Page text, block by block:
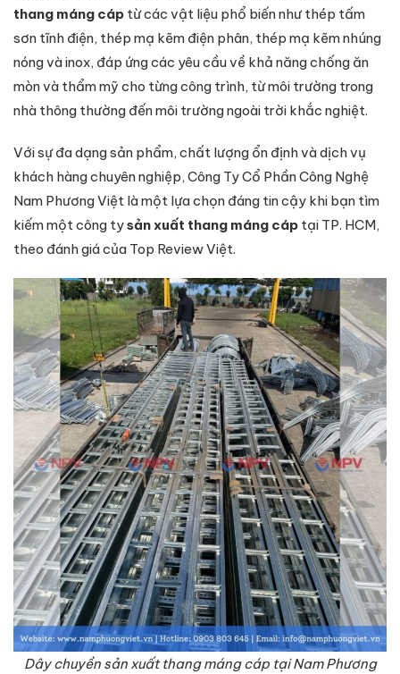
thang máng cáp từ các vật liệu phổ biến như thép tấm
sơn tĩnh điện, thép mạ kẽm điện phân, thép mạ kẽm nhúng
nóng và inox, đáp ứng các yêu cầu về khả năng chống ăn
mòn và thẩm mỹ cho từng công trình, từ môi trường trong
nhà thông thường đến môi trường ngoài trời khắc nghiệt.
Với sự đa dạng sản phẩm, chất lượng ổn định và dịch vụ
khách hàng chuyên nghiệp, Công Ty Cổ Phần Công Nghệ
Nam Phương Việt là một lựa chọn đáng tin cậy khi bạn tìm
kiếm một công tysản xuất thang máng cáp tại TP. HCM,
theo đánh giá của Top Review Việt.
Dây chuyền sản xuất thang máng cáp tại Nam Phương